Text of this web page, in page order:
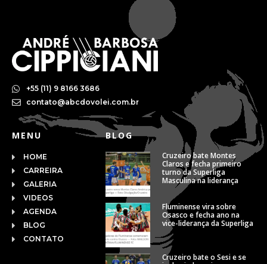
+55 (11) 9 8166 3686
contato@abcdovolei.com.br
MENU
HOME
CARREIRA
GALERIA
VIDEOS
AGENDA
BLOG
CONTATO
BLOG
Cruzeiro bate Montes
Claros e fecha primeiro
turno da Superliga
Masculina na liderança
Fluminense vira sobre
Osasco e fecha ano na
vice-liderança da Superliga
Cruzeiro bate o Sesi e se